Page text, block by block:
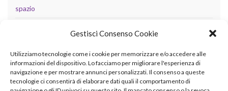
Gestisci Consenso Cookie
Utilizziamo tecnologie come i cookie per memorizzare e/o accedere alle
informazioni del dispositivo. Lo facciamo per migliorare l'esperienza di
navigazione e per mostrare annunci personalizzati. Il consenso a queste
tecnologie ci consentirà di elaborare dati quali il comportamento di
spazio
META